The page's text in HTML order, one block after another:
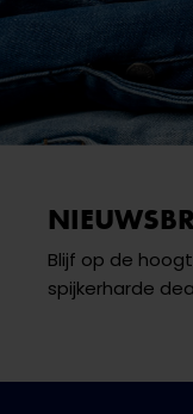
Blijf op de
spijkerharde